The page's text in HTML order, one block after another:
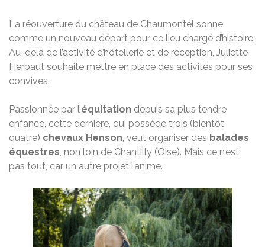
La réouverture du château de Chaumontel sonne
comme un nouveau départ pour ce lieu chargé d’histoire.
Au-delà de l’activité d’hôtellerie et de réception, Juliette
Herbaut souhaite mettre en place des activités pour ses
convives.
Passionnée par l’équitation depuis sa plus tendre
enfance, cette dernière, qui possède trois (bientôt
quatre) chevaux Henson, veut organiser des balades
équestres, non loin de Chantilly (Oise). Mais ce n’est
pas tout, car un autre projet l’anime.